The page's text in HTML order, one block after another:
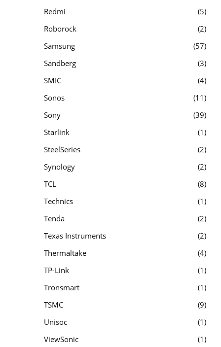
Redmi
5
Roborock
2
Samsung
57
Sandberg
3
SMIC
4
Sonos
11
Sony
39
Starlink
1
SteelSeries
2
Synology
2
TCL
8
Technics
1
Tenda
2
Texas Instruments
2
Thermaltake
4
TP-Link
1
Tronsmart
1
TSMC
9
Unisoc
1
ViewSonic
1